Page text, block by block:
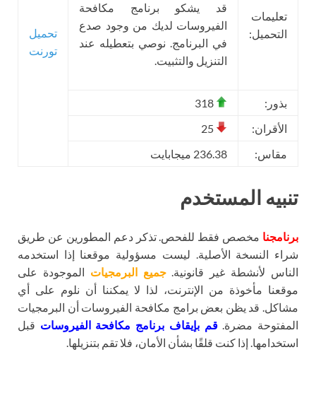
تحميل
تورنت
تعليمات
التحميل:
قد يشكو برنامج مكافحة
الفيروسات لديك من وجود صدع
في البرنامج. نوصي بتعطيله عند
التنزيل والتثبيت.
بذور:
الأقران:
مقاس:
236.38 ميجابايت
تنبيه المستخدم
برنامجنا مخصص فقط للفحص. تذكر دعم المطورين عن طريق
شراء النسخة الأصلية. ليست مسؤولية موقعنا إذا استخدمه
الناس لأنشطة غير قانونية.جميع البرمجيات الموجودة على
موقعنا مأخوذة من الإنترنت، لذا لا يمكننا أن نلوم على أي
مشاكل. قد يظن بعض برامج مكافحة الفيروسات أن البرمجيات
المفتوحة مضرة.قم بإيقاف برنامج مكافحة الفيروسات قبل
استخدامها. إذا كنت قلقًا بشأن الأمان، فلا تقم بتنزيلها.